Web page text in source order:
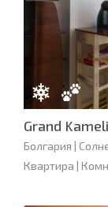
Grand
Болгария |
Квартира |